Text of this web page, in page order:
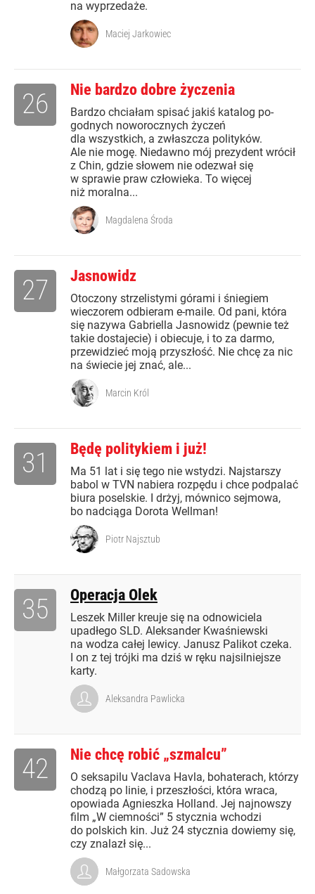
na wyprzedaże.
Maciej Jarkowiec
Nie bardzo dobre życzenia
Bardzo chciałam spisać jakiś katalog po-
godnych noworocznych życzeń
dla wszystkich, a zwłaszcza polityków.
Ale nie mogę. Niedawno mój prezydent wrócił
z Chin, gdzie słowem nie odezwał się
w sprawie praw człowieka. To więcej
niż moralna...
26
Magdalena Środa
Jasnowidz
Otoczony strzelistymi górami i śniegiem
wieczorem odbieram e-maile. Od pani, która
się nazywa Gabriella Jasnowidz (pewnie też
takie dostajecie) i obiecuje, i to za darmo,
przewidzieć moją przyszłość. Nie chcę za nic
na świecie jej znać, ale...
27
Marcin Król
Będę politykiem i już!
Ma 51 lat i się tego nie wstydzi. Najstarszy
babol w TVN nabiera rozpędu i chce podpalać
biura poselskie. I drżyj, mównico sejmowa,
bo nadciąga Dorota Wellman!
31
Piotr Najsztub
Operacja Olek
Leszek Miller kreuje się na odnowiciela
upadłego SLD. Aleksander Kwaśniewski
na wodza całej lewicy. Janusz Palikot czeka.
I on z tej trójki ma dziś w ręku najsilniejsze
karty.
35
Aleksandra Pawlicka
Nie chcę robić „szmalcu”
O seksapilu Vaclava Havla, bohaterach, którzy
chodzą po linie, i przeszłości, która wraca,
opowiada Agnieszka Holland. Jej najnowszy
film „W ciemności” 5 stycznia wchodzi
do polskich kin. Już 24 stycznia dowiemy się,
czy znalazł się...
42
Małgorzata Sadowska